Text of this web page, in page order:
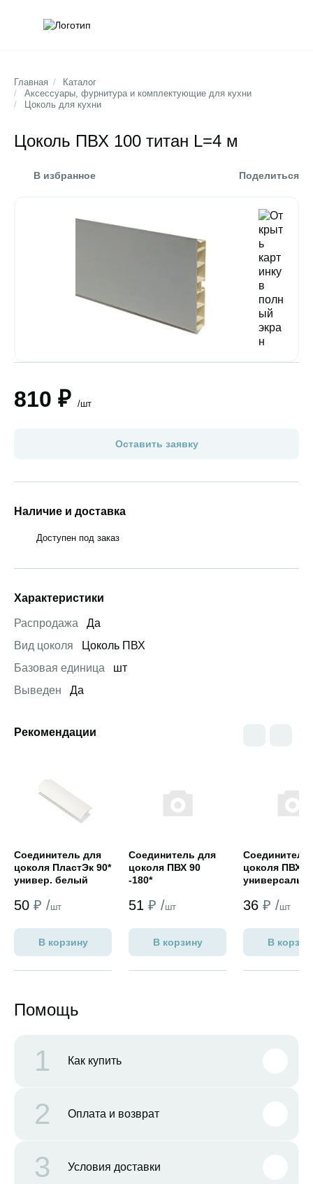
Главная /
Каталог
/
Аксессуары, фурнитура и комплектующие для кухни
/
Цоколь для кухни
Цоколь ПВХ 100 титан L=4 м
В избранное Поделиться
810 ₽ /шт
Оставить заявку
Наличие и доставка
Доступен под заказ
Характеристики
Распродажа
Да
Вид цоколя
Цоколь ПВХ
Базовая единица
шт
Выведен
Да
Рекомендации
Соединитель для
цоколя ПластЭк 90*
универ. белый
50 ₽ /шт
В корзину
Соединитель для
цоколя ПВХ 90
-180*
белый h=100 мм
51 ₽ /шт
В корзину
Соединитель
цоколя ПВХ
новый
36 ₽ /шт
В
Помощь
1 Как купить
2 Оплата и возврат
3 Условия доставки